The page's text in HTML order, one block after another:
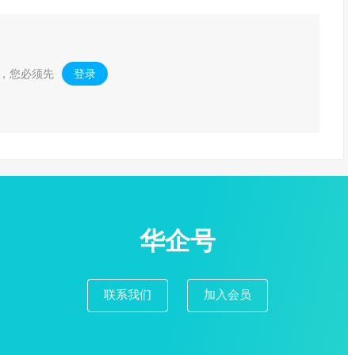
您必须先 登录 。
华企号
联系我们 加入会员